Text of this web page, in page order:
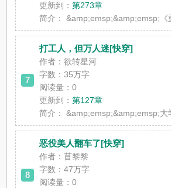
更新到：第273章
简介：
&amp;emsp;&amp;emsp;
7
打工人，但万人迷[快穿]
作者：欲转星河
字数：35万字
阅读量：0
更新到：第127章
简介：
&amp;emsp;&amp;emsp;大
8
恶役美人翻车了[快穿]
作者：苜黎黎
字数：47万字
阅读量：0